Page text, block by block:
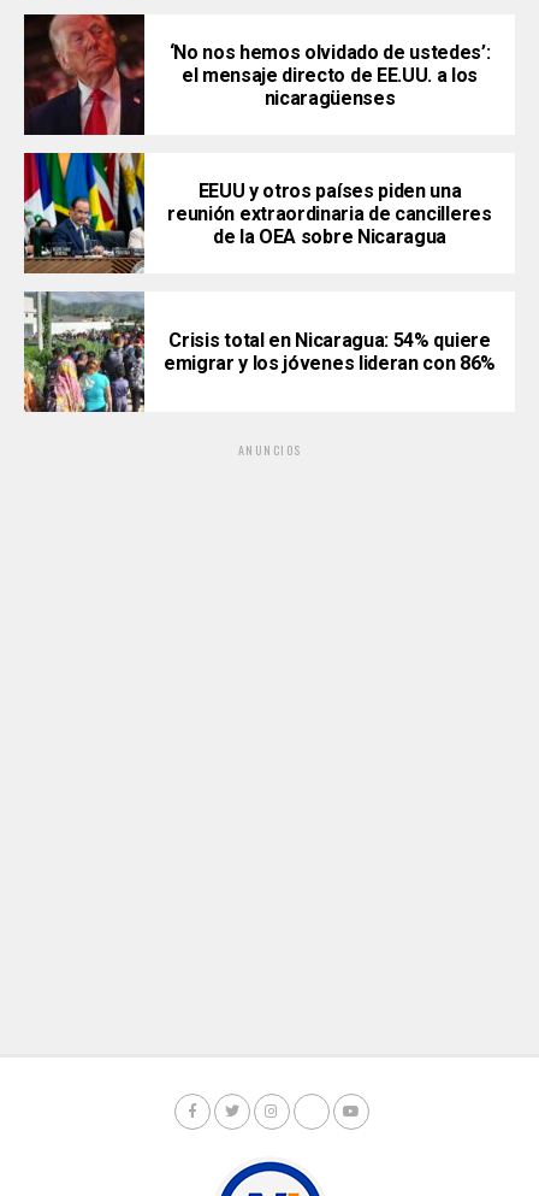
‘No nos hemos olvidado de ustedes’:
el mensaje directo de EE.UU. a los
nicaragüenses
EEUU y otros países piden una
reunión extraordinaria de cancilleres
de la OEA sobre Nicaragua
Crisis total en Nicaragua: 54% quiere
emigrar y los jóvenes lideran con 86%
ANUNCIOS